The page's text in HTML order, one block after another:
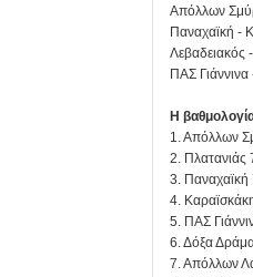
Απόλλων
Παναχαϊκή -
Λεβαδειακός
ΠΑΣ
Η
1. Απόλλων
2. Πλατανιάς
3. Παναχαϊκή
4.
5. ΠΑΣ
6. Δόξα
7. Απόλλων